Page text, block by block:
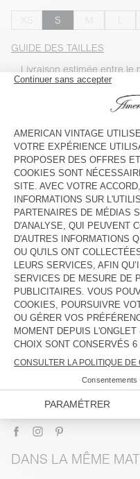
S
GUIDE DES TAILLES
Livraison estiméeentre le
VOIR LA
VOIR LE LOOK
DESCRIPTION
TAILLE ET COUPE
COMPOSITION
ENTRETIEN
LIVRAISON ET RETOURS
DANS LA MÊME